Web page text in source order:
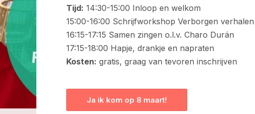
Tijd: 14:30-15:00 Inloop en welkom
15:00-16:00 Schrijfworkshop Verborgen verhalen
16:15-17:15 Samen zingen o.l.v. Charo Durán
17:15-18:00 Hapje, drankje en napraten
Kosten: gratis, graag van tevoren inschrijven
Ja ik kom op 8 maart!